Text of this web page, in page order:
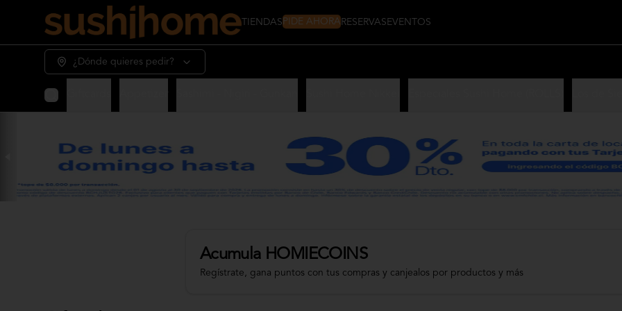
TIENDASPIDE AHORA RESERVAS EVENTOS
¿Dónde quieres pedir?
Acumula HOMIECOINS
Regístrate, gana puntos con tus compras y canjealos por productos y más